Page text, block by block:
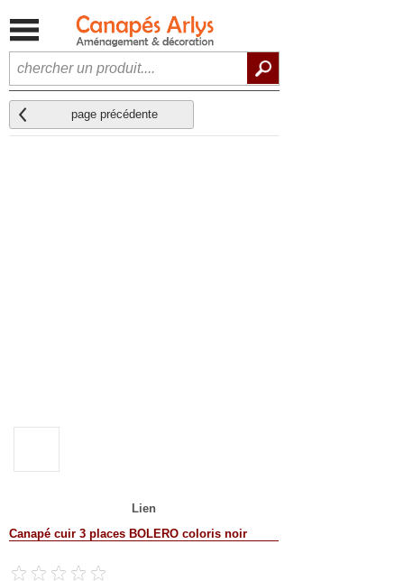
page précédente
Lien
Canapé cuir 3 places BOLERO coloris noir